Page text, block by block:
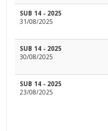
SUB 14 - 2025
31/08/2025
SUB 14 - 2025
30/08/2025
SUB 14 - 2025
23/08/2025